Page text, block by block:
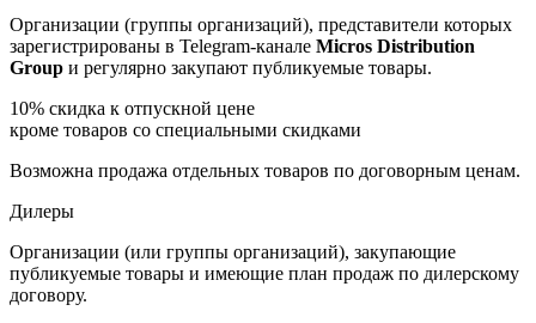
Организации (группы организаций), представители которых
зарегистрированы в Telegram-канале Micros Distribution
Group и регулярно закупают публикуемые товары.
10% скидка к отпускной цене
кроме товаров со специальными скидками
Возможна продажа отдельных товаров по договорным ценам.
Дилеры
Организации (или группы организаций), закупающие
публикуемые товары и имеющие план продаж по дилерскому
договору.